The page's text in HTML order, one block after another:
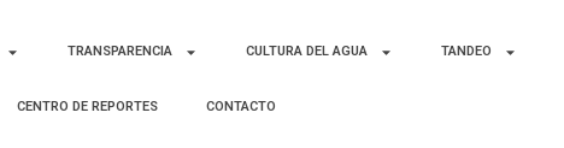
TRANSPARENCIA CULTURA DEL AGUA TANDEO
CENTRO DE REPORTES CONTACTO